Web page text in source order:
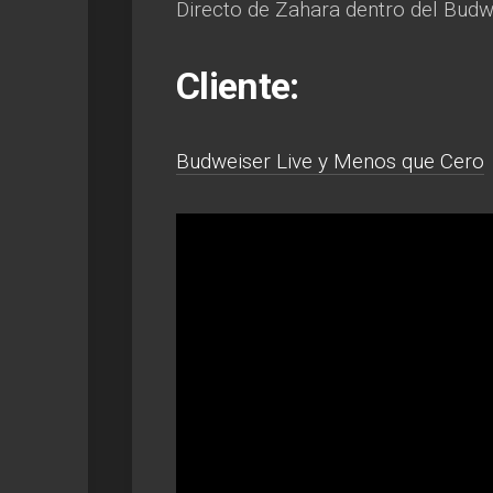
Directo de Zahara dentro del
Cliente:
Budweiser Live y Menos que Cero